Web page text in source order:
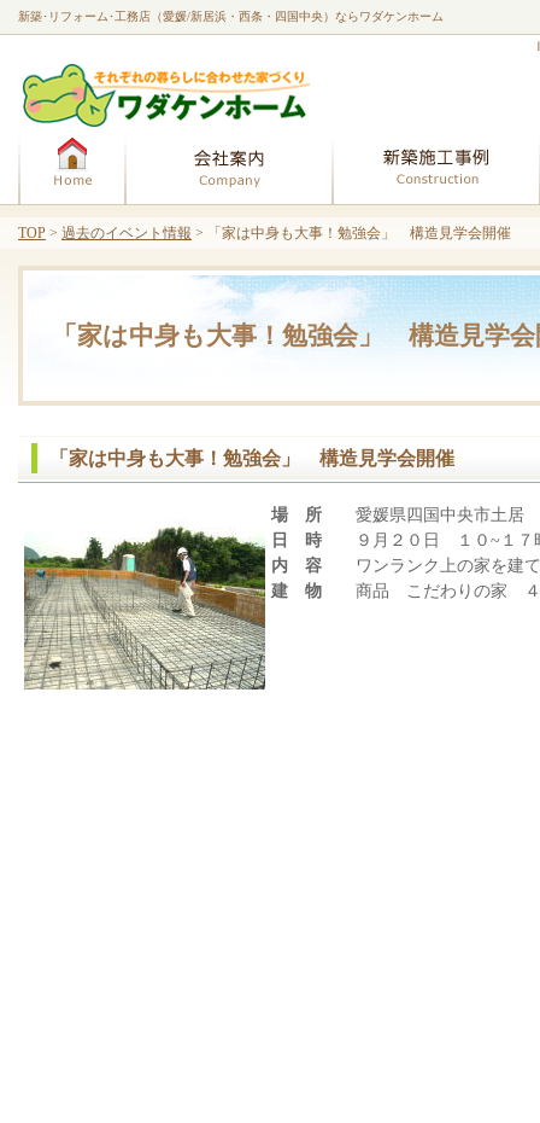
「家は中身も大事！勉強会」 構造見学会
新築･リフォーム･工務店（愛媛/新居浜・西条・四国中央）ならワダケンホーム
「家は中身も大事！勉強会」 構造見学会開催
場 所 愛媛県四国中央市土
日 時 ９月２０日 １０~１７
内 容 ワンランク上の家を建
建 物 商品 こだわりの家 ４
TOP > 過去のイベント情報 > 「家は中身も大事！勉強会」 構造見学会開催